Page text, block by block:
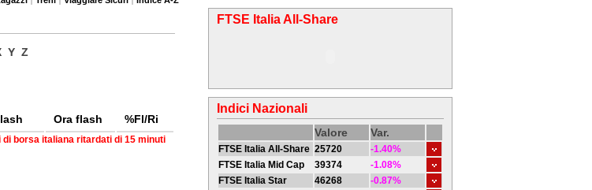
Y Z
Ora flash %Fl/Ri
di borsa italiana ritardati di 15 minuti
FTSE Italia All-Share
Indici Nazionali
Valore Var.
FTSE Italia All-Share 25720
-1.40%
FTSE Italia Mid Cap
39374
-1.08%
FTSE Italia Star
46268
-0.87%